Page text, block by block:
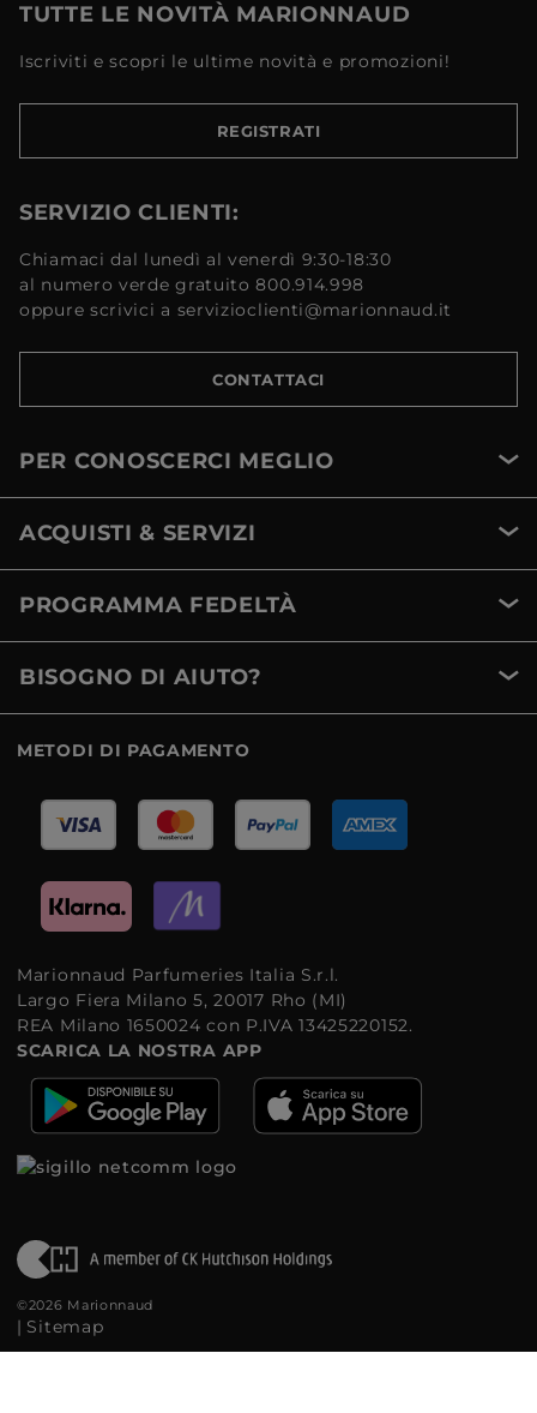
TUTTE LE NOVITÀ MARIONNAUD
Iscriviti e scopri le ultime novità e promozioni!
REGISTRATI
SERVIZIO CLIENTI:
Chiamaci dal lunedì al venerdì 9:30-18:30
al numero verde gratuito 800.914.998
oppure scrivici a servizioclienti@marionnaud.it
CONTATTACI
PER CONOSCERCI MEGLIO
ACQUISTI & SERVIZI
PROGRAMMA FEDELTÀ
BISOGNO DI AIUTO?
METODI DI PAGAMENTO
Marionnaud Parfumeries Italia S.r.l.
Largo Fiera Milano 5, 20017 Rho (MI)
REA Milano 1650024 con P.IVA 13425220152.
SCARICA LA NOSTRA APP
©2026 Marionnaud
| Sitemap